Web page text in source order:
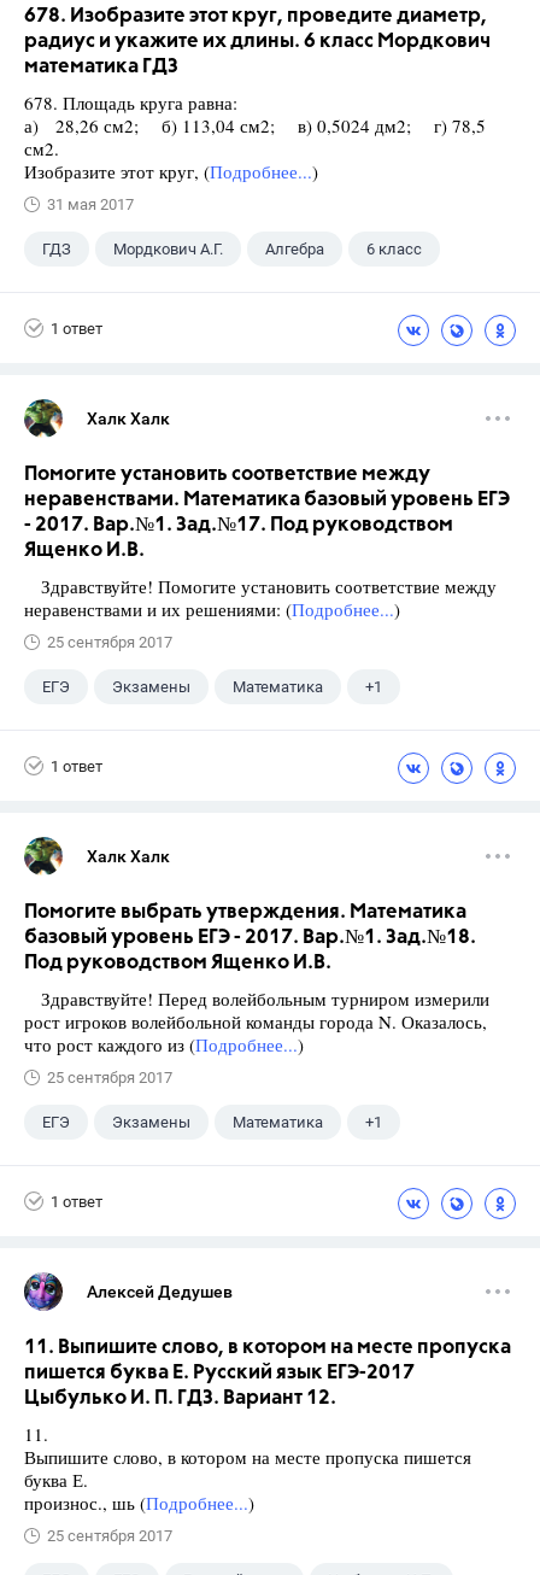
678. Изобразите этот круг, проведите диаметр,
радиус и укажите их длины. 6 класс Мордкович
математика ГДЗ
678. Площадь круга равна:
а) 28,26 см2; б) 113,04 см2; в) 0,5024 дм2; г) 78,5
см2.
Изобразите этот круг, (Подробнее...)
31 мая 2017
ГДЗ Мордкович А.Г. Алгебра 6 класс
1 ответ
Халк Халк
Помогите установить соответствие между
неравенствами. Математика базовый уровень ЕГЭ
- 2017. Вар.№1. Зад.№17. Под руководством
Ященко И.В.
Здравствуйте! Помогите установить соответствие между
неравенствами и их решениями: (Подробнее...)
25 сентября 2017
ЕГЭ Экзамены Математика +1
1 ответ
Халк Халк
Помогите выбрать утверждения. Математика
базовый уровень ЕГЭ - 2017. Вар.№1. Зад.№18.
Под руководством Ященко И.В.
Здравствуйте! Перед волейбольным турниром измерили
рост игроков волейбольной команды города N. Оказалось,
что рост каждого из (Подробнее...)
25 сентября 2017
ЕГЭ Экзамены Математика +1
1 ответ
Алексей Дедушев
11. Выпишите слово, в котором на месте пропуска
пишется буква Е. Русский язык ЕГЭ-2017
Цыбулько И. П. ГДЗ. Вариант 12.
11.
Выпишите слово, в котором на месте пропуска пишется
буква Е.
произнос., шь (Подробнее...)
25 сентября 2017